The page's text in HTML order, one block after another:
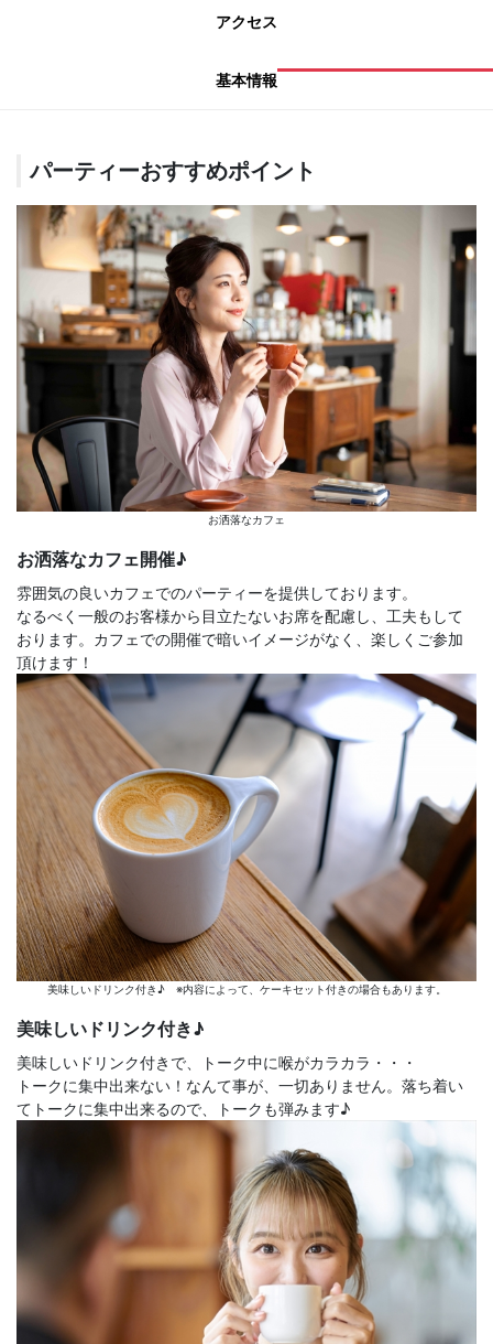
アクセス
基本情報
パーティーおすすめポイント
お洒落なカフェ
お洒落なカフェ開催♪
雰囲気の良いカフェでのパーティーを提供しております。
なるべく一般のお客様から目立たないお席を配慮し、工夫もして
おります。カフェでの開催で暗いイメージがなく、楽しくご参加
頂けます！
美味しいドリンク付き♪ ※内容によって、ケーキセット付きの場合もあります。
美味しいドリンク付き♪
美味しいドリンク付きで、トーク中に喉がカラカラ・・・
トークに集中出来ない！なんて事が、一切ありません。落ち着い
てトークに集中出来るので、トークも弾みます♪